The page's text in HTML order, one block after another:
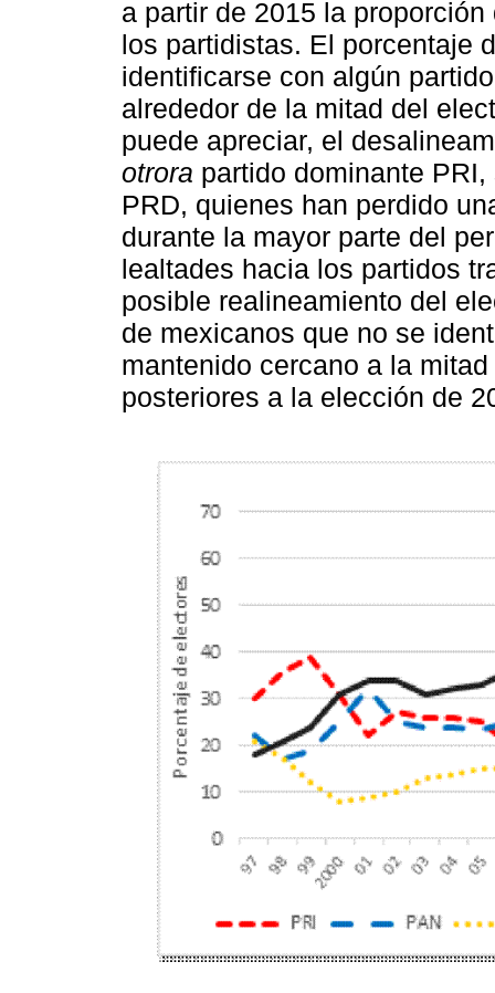
a partir de 2015 la
los partidistas. El porcentaje
identificarse con algún
alrededor de la mitad del
puede apreciar, el
otrora partido dominante
PRD, quienes han perdido
durante la mayor parte del
lealtades hacia los partidos
posible realineamiento del
de mexicanos que no se
mantenido cercano a la
posteriores a la elección de